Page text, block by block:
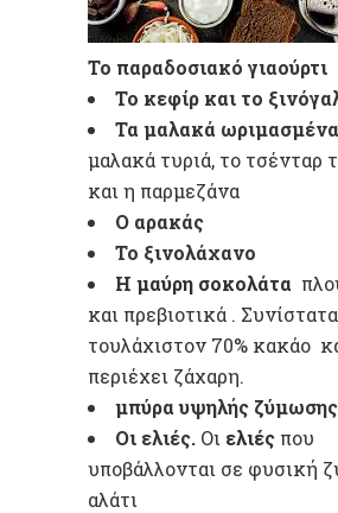
Το παραδοσιακό γιαούρτι
Το κεφίρ και το
Τα μαλακά ωριμασμένα
μαλακά τυριά, το τσένταρ
και η παρμεζάνα
Ο αρακάς
Το ξινολάχανο
Η μαύρη σοκολάτα
και πρεβιοτικά .
τουλάχιστον 70% κακάο
περιέχει ζάχαρη.
μπύρα υψηλής ζύμωσης
Οι ελιές. Οι ελιές που
υποβάλλονται σε φυσική
αλάτι